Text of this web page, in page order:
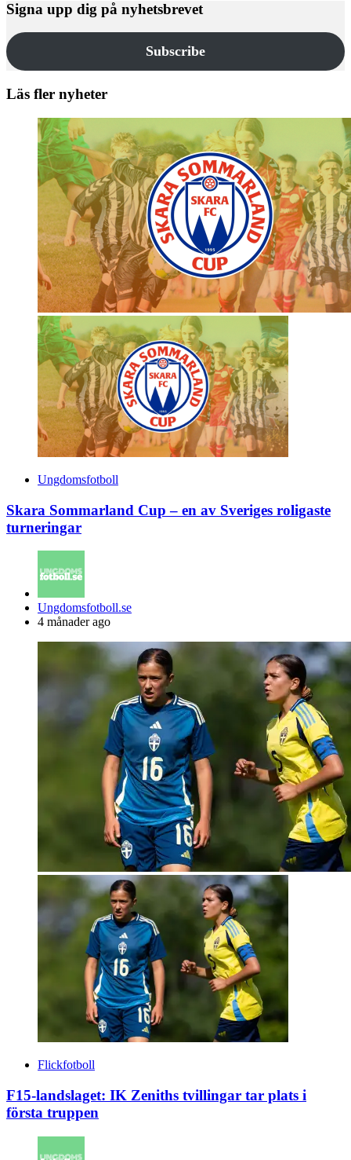
Signa upp dig på nyhetsbrevet
Subscribe
Läs fler nyheter
Ungdomsfotboll
Skara Sommarland Cup – en av Sveriges roligaste
turneringar
Posted
by
Ungdomsfotboll.se
4 månader ago
Flickfotboll
F15-landslaget: IK Zeniths tvillingar tar plats i
första truppen